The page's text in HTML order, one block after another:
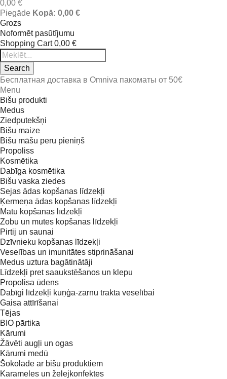
0,00 €
Piegāde Kopā: 0,00 €
Grozs
Noformēt pasūtījumu
Shopping Cart 0,00 €
Search
Бесплатная доставка в Omniva пакоматы от 50€
Menu
Bišu produkti
Medus
Ziedputekšņi
Bišu maize
Bišu māšu peru pieniņš
Propoliss
Kosmētika
Dabīga kosmētika
Bišu vaska ziedes
Sejas ādas kopšanas līdzekļi
Ķermeņa ādas kopšanas līdzekļi
Matu kopšanas līdzekļi
Zobu un mutes kopšanas līdzekļi
Pirtij un saunai
Dzīvnieku kopšanas līdzekļi
Veselības un imunitātes stiprināšanai
Medus uztura bagātinātāji
Līdzekļi pret saaukstēšanos un klepu
Propolisa ūdens
Dabīgi līdzekļi kuņģa-zarnu trakta veselībai
Gaisa attīrīšanai
Tējas
BIO pārtika
Kārumi
Žāvēti augļi un ogas
Kārumi medū
Šokolāde ar bišu produktiem
Karameles un želejkonfektes